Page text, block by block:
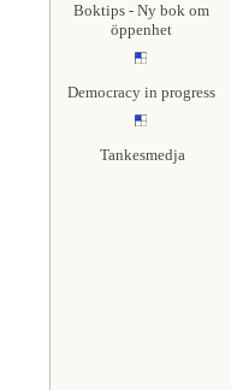
Boktips - Ny bok om
öppenhet
Democracy in progress
Tankesmedja